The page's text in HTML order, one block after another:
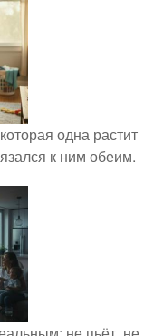
одна растит
к ним обеим.